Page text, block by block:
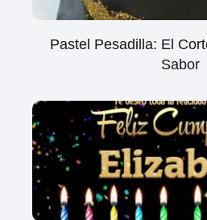
Pastel Pesadilla: El
Sabor